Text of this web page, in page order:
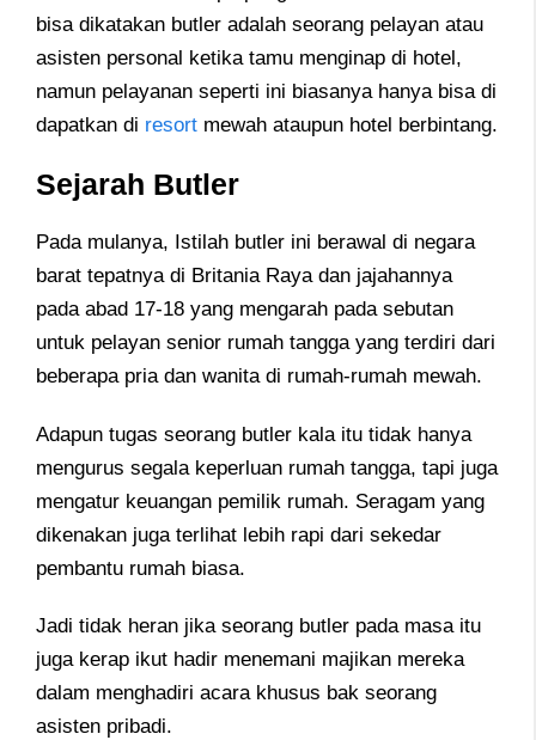
bisa dikatakan butler adalah seorang pelayan atau
asisten personal ketika tamu menginap di hotel,
namun pelayanan seperti ini biasanya hanya bisa di
dapatkan di resort mewah ataupun hotel berbintang.
Sejarah Butler
Pada mulanya, Istilah butler ini berawal di negara
barat tepatnya di Britania Raya dan jajahannya
pada abad 17-18 yang mengarah pada sebutan
untuk pelayan senior rumah tangga yang terdiri dari
beberapa pria dan wanita di rumah-rumah mewah.
Adapun tugas seorang butler kala itu tidak hanya
mengurus segala keperluan rumah tangga, tapi juga
mengatur keuangan pemilik rumah. Seragam yang
dikenakan juga terlihat lebih rapi dari sekedar
pembantu rumah biasa.
Jadi tidak heran jika seorang butler pada masa itu
juga kerap ikut hadir menemani majikan mereka
dalam menghadiri acara khusus bak seorang
asisten pribadi.